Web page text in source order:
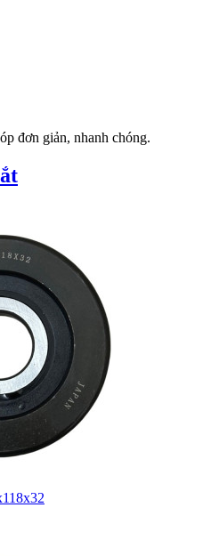
đơn giản, nhanh chóng.